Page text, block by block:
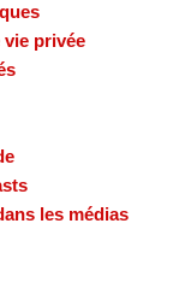
privée
les médias